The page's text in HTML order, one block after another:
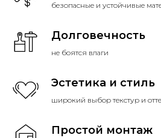
безопасные и устойчивые
Долговечность
не боятся влаги
Эстетика и стиль
широкий выбор текстур и
Простой монтаж